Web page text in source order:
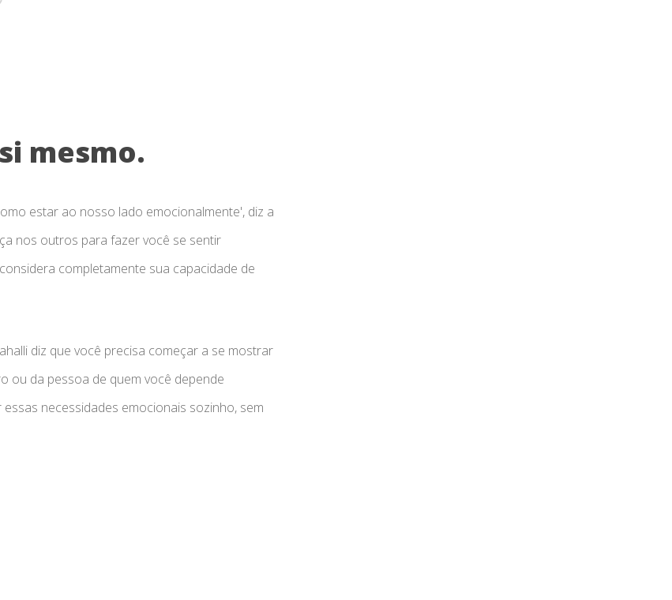
mesmo.
estar ao nosso lado emocionalmente', diz a
nos outros para fazer você se sentir
completamente sua capacidade de
diz que você precisa começar a se mostrar
ou da pessoa de quem você depende
necessidades emocionais sozinho, sem